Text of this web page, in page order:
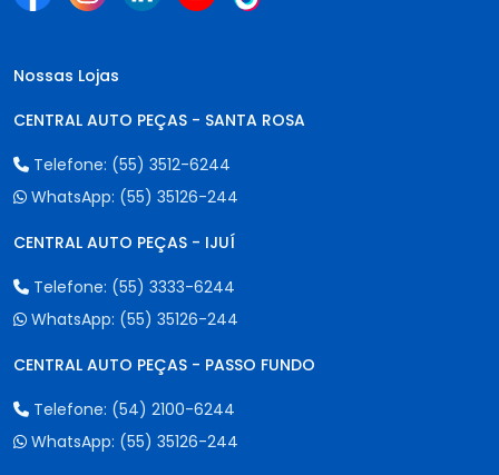
Nossas Lojas
CENTRAL AUTO PEÇAS - SANTA ROSA
Telefone: (55) 3512-6244
WhatsApp: (55) 35126-244
CENTRAL AUTO PEÇAS - IJUÍ
Telefone: (55) 3333-6244
WhatsApp: (55) 35126-244
CENTRAL AUTO PEÇAS - PASSO FUNDO
Telefone: (54) 2100-6244
WhatsApp: (55) 35126-244